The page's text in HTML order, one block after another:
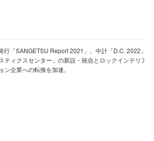
行「SANGETSU Report 2021」。中計「D.C. 2022」
ティクスセンター」の新設・統合とロックインテリア
ン企業への転換を加速。